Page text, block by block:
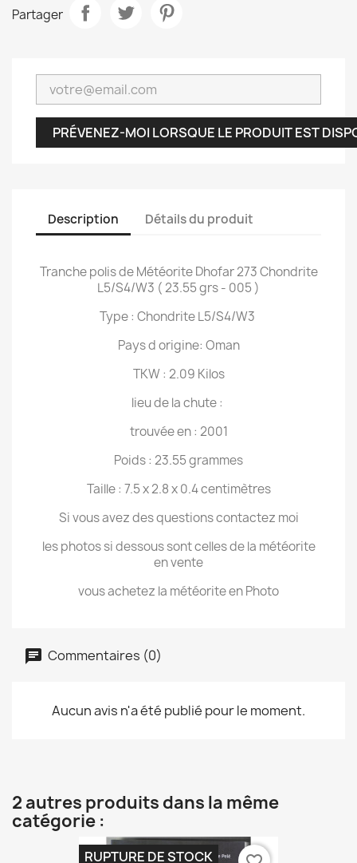
Partager
PRÉVENEZ-MOI LORSQUE LE PRODUIT EST
Description Détails du produit
Tranche polis de Météorite Dhofar 273 Chondrite
L5/S4/W3 ( 23.55 grs - 005 )
Type : Chondrite L5/S4/W3
Pays d origine: Oman
TKW : 2.09 Kilos
lieu de la chute :
trouvée en : 2001
Poids : 23.55 grammes
Taille : 7.5 x 2.8 x 0.4 centimètres
Si vous avez des questions contactez moi
les photos si dessous sont celles de la météorite
en vente
vous achetez la météorite en Photo
Commentaires (0)
Aucun avis n'a été publié pour le moment.
2 autres produits dans la même
catégorie :
RUPTURE DE STOCK